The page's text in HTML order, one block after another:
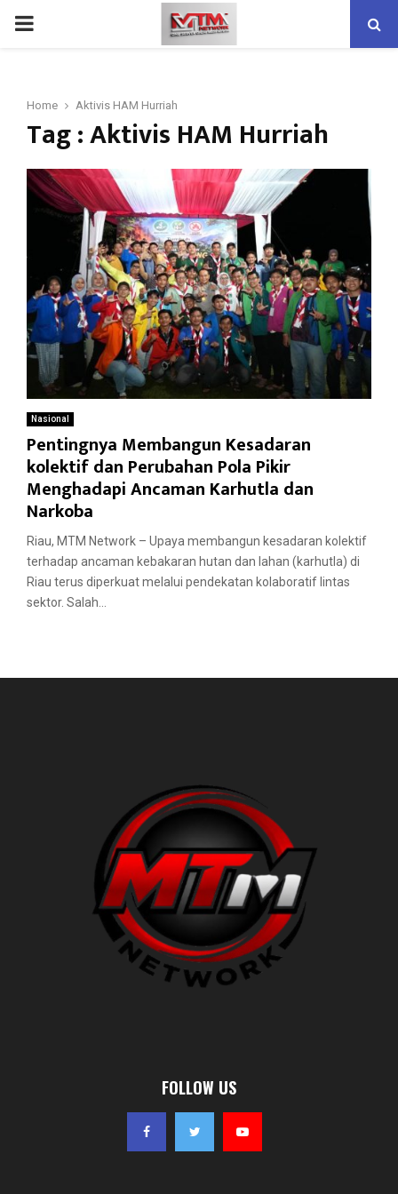
PRIMARY
Home Aktivis HAM Hurriah
Tag : Aktivis HAM Hurriah
Nasional
Pentingnya Membangun Kesadaran
kolektif dan Perubahan Pola Pikir
Menghadapi Ancaman Karhutla dan
Narkoba
Riau, MTM Network – Upaya membangun kesadaran kolektif
terhadap ancaman kebakaran hutan dan lahan (karhutla) di
Riau terus diperkuat melalui pendekatan kolaboratif lintas
sektor. Salah...
FOLLOW US